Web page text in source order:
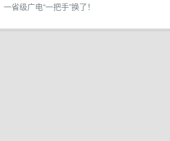
一省级广电“一把手”换了！